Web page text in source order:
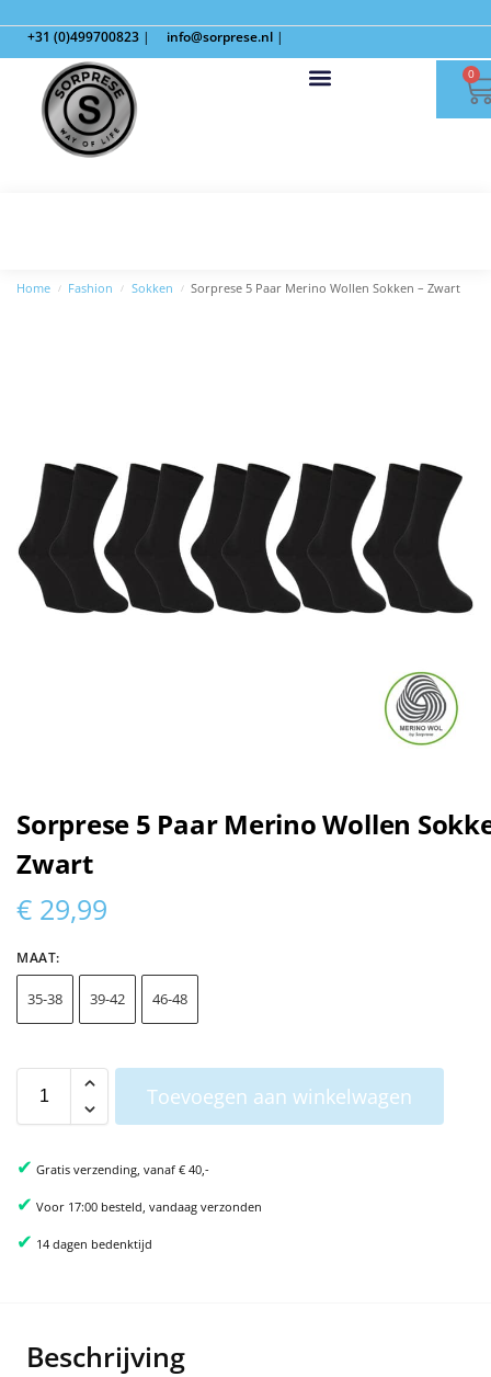
+31 (0)499700823 | info@sorprese.nl |
0
Home / Fashion / Sokken / Sorprese 5 Paar Merino Wollen Sokken – Zwart
Sorprese 5 Paar Merino Wollen
Zwart
€ 29,99
MAAT:
35-38 39-42 46-48
Toevoegen aan winkelwagen
✔ Gratis verzending, vanaf € 40,-
✔ Voor 17:00 besteld, vandaag verzonden
✔ 14 dagen bedenktijd
Beschrijving